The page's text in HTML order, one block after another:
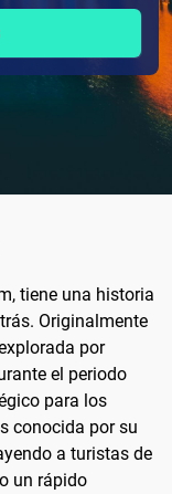
tiene una historia
Originalmente
por
el periodo
para los
conocida por su
a turistas de
un rápido